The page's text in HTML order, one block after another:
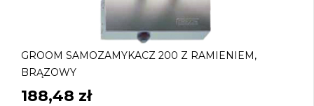
GROOM SAMOZAMYKACZ 200 Z RAMIENIEM,
BRĄZOWY
188,48 zł